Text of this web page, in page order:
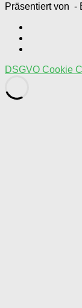
Präsentiert von -
DSGVO Cookie